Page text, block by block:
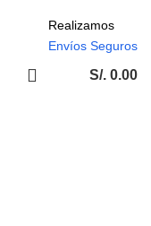
Realizamos
Envíos Seguros
S/. 0.00